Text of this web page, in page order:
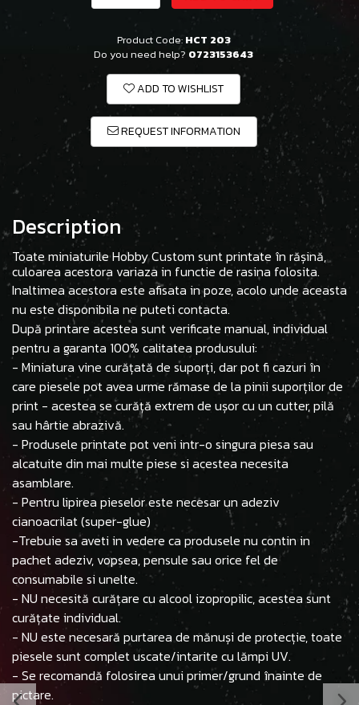
Product Code: HCT 203
Do you need help? 0723153643
ADD TO WISHLIST
REQUEST INFORMATION
Description
Toate miniaturile Hobby Custom sunt printate în rășină,
culoarea acestora variaza in functie de rasina folosita.
Inaltimea acestora este afisata in poze, acolo unde aceasta
nu este disponibila ne puteti contacta.
După printare acestea sunt verificate manual, individual
pentru a garanta 100% calitatea produsului:
- Miniatura vine curățată de suporți, dar pot fi cazuri în
care piesele pot avea urme rămase de la pinii suporților de
print - acestea se curăță extrem de ușor cu un cutter, pilă
sau hârtie abrazivă.
- Produsele printate pot veni intr-o singura piesa sau
alcatuite din mai multe piese si acestea necesita
asamblare.
- Pentru lipirea pieselor este necesar un adeziv
cianoacrilat (super-glue)
-Trebuie sa aveti in vedere ca produsele nu contin in
pachet adeziv, vopsea, pensule sau orice fel de
consumabile si unelte.
- NU necesită curățare cu alcool izopropilic, acestea sunt
curățate individual.
- NU este necesară purtarea de mănuși de protecție, toate
piesele sunt complet uscate/intarite cu lămpi UV.
- Se recomandă folosirea unui primer/grund înainte de
pictare.